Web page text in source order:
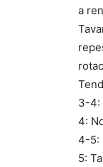
a
3-4:
4:
4-5:
5: